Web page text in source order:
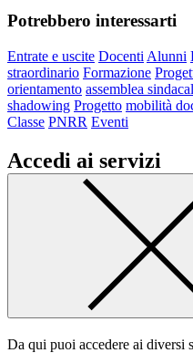
Potrebbero interessarti
Entrate e uscite Docenti Alunni
straordinario Formazione
orientamento assemblea
shadowing Progetto mobilità
Classe PNRR Eventi
Accedi ai servizi
Da qui puoi accedere ai diversi